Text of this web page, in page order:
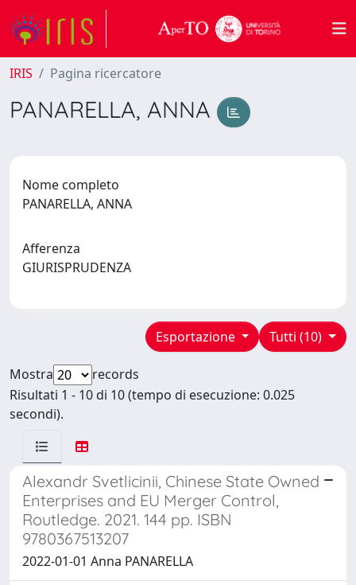
IRIS Pagina ricercatore
PANARELLA, ANNA
Nome completo
PANARELLA, ANNA
Afferenza
GIURISPRUDENZA
Tutti (10)
Esportazione
Mostra
records
Risultati 1 - 10 di 10 (tempo di esecuzione: 0.025
secondi).
Alexandr Svetlicinii, Chinese State Owned
Enterprises and EU Merger Control,
Routledge. 2021. 144 pp. ISBN
9780367513207
2022-01-01 Anna PANARELLA